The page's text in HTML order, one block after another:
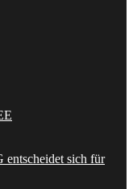
sich für